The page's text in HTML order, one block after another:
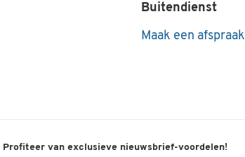
Buitendienst
Maak een afspraak
Profiteer van exclusieve nieuwsbrief-voordelen!